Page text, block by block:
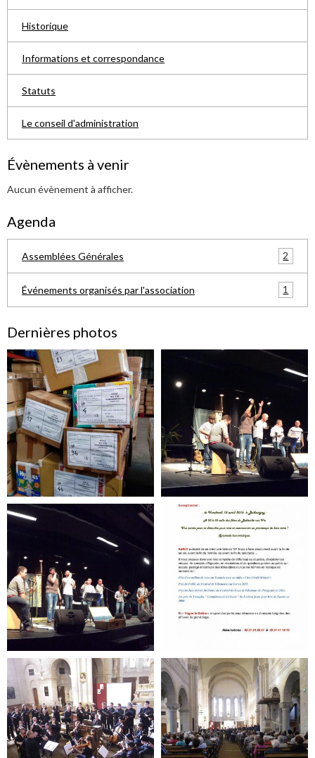
Historique
Informations et correspondance
Statuts
Le conseil d'administration
Évènements à venir
Aucun évènement à afficher.
Agenda
Assemblées Générales 2
Événements organisés par l'association 1
Dernières photos